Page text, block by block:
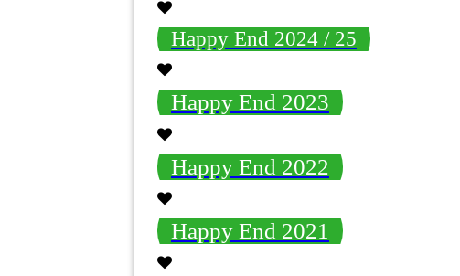
Happy End 2024 / 25
Happy End 2023
Happy End 2022
Happy End 2021